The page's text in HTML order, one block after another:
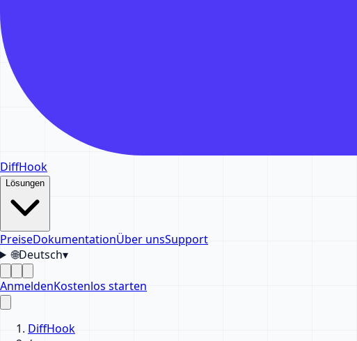
DiffHook
Lösungen
PreiseDokumentationÜber unsSupport
🌐Deutsch▾
AnmeldenKostenlos starten
DiffHook